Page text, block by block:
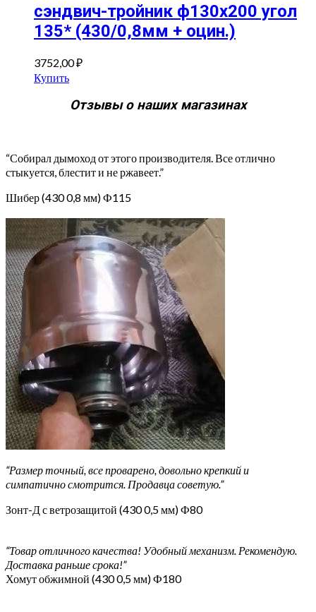
сэндвич-тройник ф130х200 угол
135* (430/0,8мм + оцин.)
3752,00₽
Купить
Отзывы о наших магазинах
“Собирал дымоход от этого производителя. Все отлично
стыкуется, блестит и не ржавеет.”
Шибер (430 0,8 мм) Ф115
“Размер точный, все проварено, довольно крепкий и
симпатично смотрится. Продавца советую.”
Зонт-Д с ветрозащитой (430 0,5 мм) Ф80
“Товар отличного качества! Удобный механизм. Рекомендую.
Доставка раньше срока!”
Хомут обжимной (430 0,5 мм) Ф180